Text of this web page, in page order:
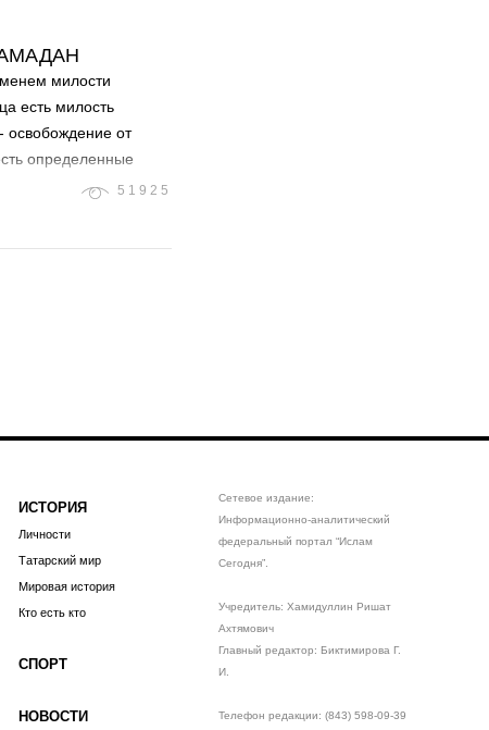
милости
есть милость
освобождение от
определенные
51925
ИСТОРИЯ
Личности
Татарский мир
Мировая история
Кто есть кто
СПОРТ
НОВОСТИ
Сетевое издание:
Информационно-аналитический
федеральный портал “Ислам
Сегодня”.
Учредитель: Хамидуллин Ришат
Ахтямович
Главный редактор: Биктимирова Г.
И.
Телефон редакции: (843) 598-09-39